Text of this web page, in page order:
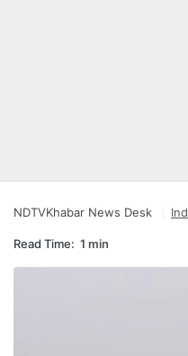
NDTVKhabar News Desk
Read Time: 1 min